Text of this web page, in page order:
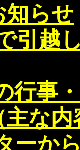
知らせ
引越
行事
な内
ーか